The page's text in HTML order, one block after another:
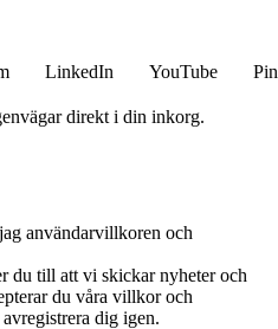
LinkedIn YouTube
direkt i din inkorg.
användarvillkoren och
du till att vi skickar nyheter och
du våra villkor och
dig igen.